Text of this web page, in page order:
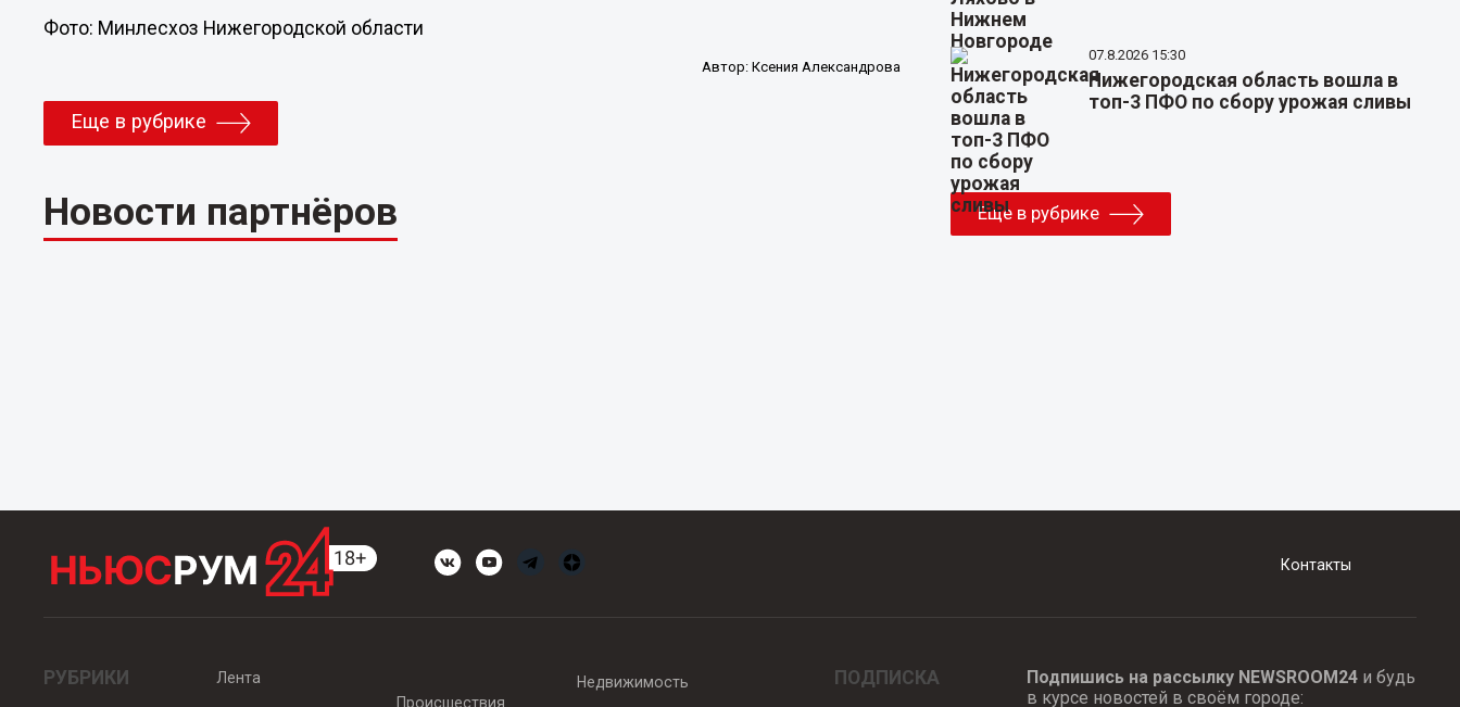
Фото: Минлесхоз Нижегородской области
Автор: Ксения Александрова
Еще в рубрике
Новости партнёров
07.8.2026 15:30
Нижегородская область вошла в
топ-3 ПФО по сбору урожая сливы
Еще в рубрике
Контакты
РУБРИКИ
Лента
Происшествия
Недвижимость ПОДПИСКА Подпишись на рассылку NEWSROOM24и будь
в курсе новостей в своём городе: